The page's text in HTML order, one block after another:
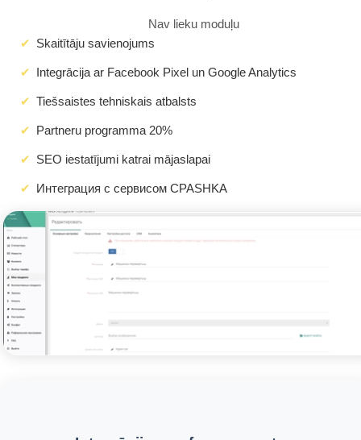
Nav lieku moduļu
Skaitītāju savienojums
Integrācija ar Facebook Pixel un Google Analytics
Tiešsaistes tehniskais atbalsts
Partneru programma 20%
SEO iestatījumi katrai mājaslapai
Интеграция с сервисом CPASHKA